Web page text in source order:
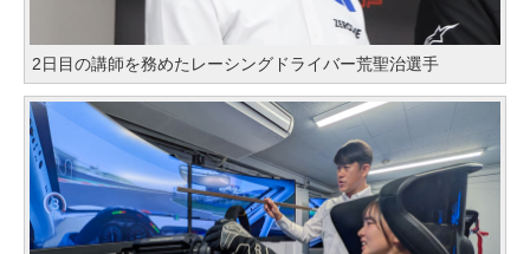
2日目の講師を務めたレーシングドライバー荒聖治選手